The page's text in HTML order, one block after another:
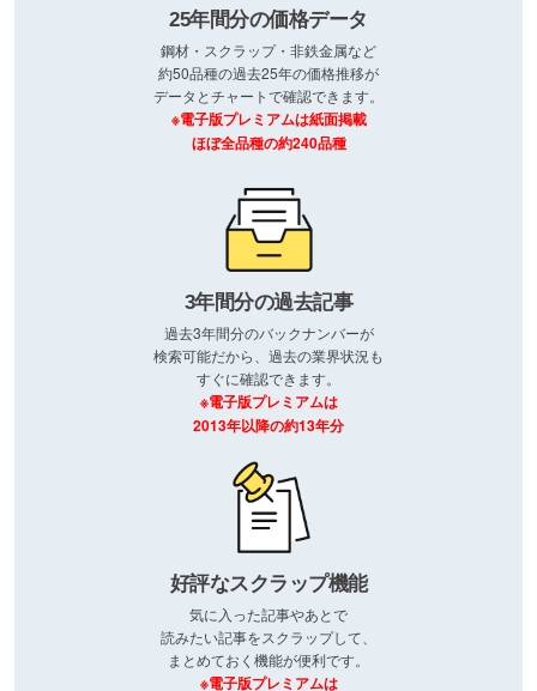
25年間分の価格データ
鋼材・スクラップ・非鉄金属など
約50品種の過去25年の価格推移が
データとチャートで確認できます。
※電子版プレミアムは紙面掲載
ほぼ全品種の約240品種
3年間分の過去記事
過去3年間分のバックナンバーが
検索可能だから、過去の業界状況も
すぐに確認できます。
※電子版プレミアムは
2013年以降の約13年分
好評なスクラップ機能
気に入った記事やあとで
読みたい記事をスクラップして、
まとめておく機能が便利です。
※電子版プレミアムは